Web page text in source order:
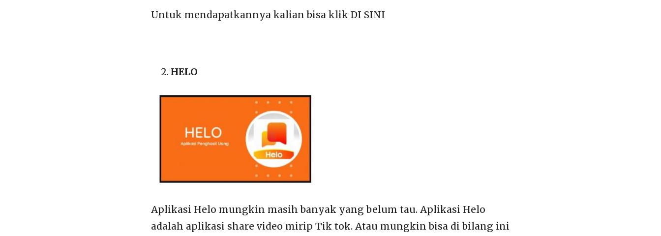
Untuk mendapatkannya kalian bisa klik DI SINI
HELO
Aplikasi Helo mungkin masih banyak yang belum tau. Aplikasi Helo
adalah aplikasi share video mirip Tik tok. Atau mungkin bisa di bilang ini